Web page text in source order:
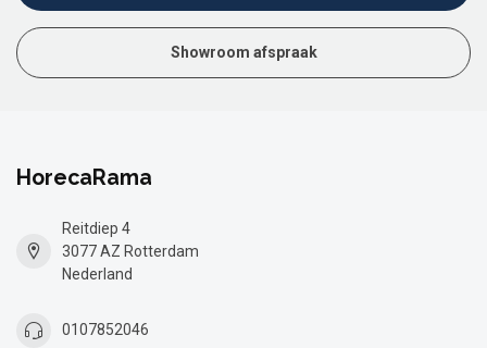
Showroom afspraak
HorecaRama
Reitdiep 4
3077 AZ Rotterdam
Nederland
0107852046